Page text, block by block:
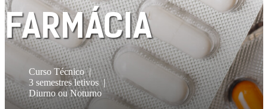
FARMÁCIA
Curso Técnico
3 semestres letivos
Diurno ou Noturno